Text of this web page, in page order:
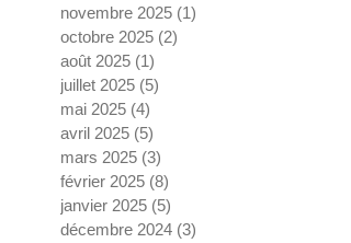
novembre 2025 (1)
octobre 2025 (2)
août 2025 (1)
juillet 2025 (5)
mai 2025 (4)
avril 2025 (5)
mars 2025 (3)
février 2025 (8)
janvier 2025 (5)
décembre 2024 (3)